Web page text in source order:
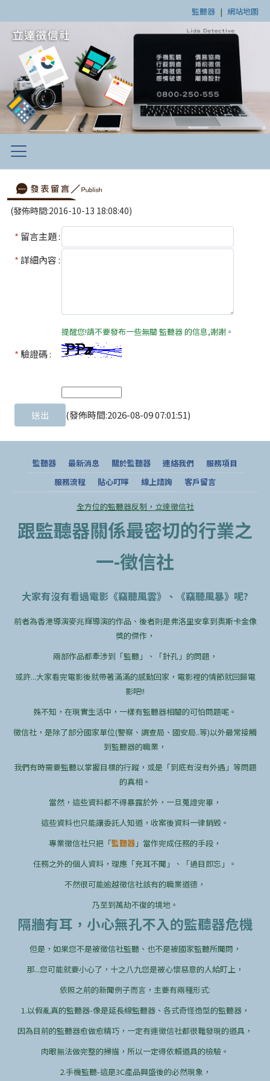
監聽器 | 網站地圖
(發佈時間:2016-10-13 18:08:40)
* 留言主題 :
*詳細內容 :
提醒您!請不要發布一些無關 監聽器 的信息,謝謝。
* 驗證碼 :
(發佈時間:2026-08-09 07:01:51)
監聽器 最新消息 關於監聽器 連絡我們
服務項目
服務流程
貼心叮嚀 線上諮詢 客戶留言
全方位的監聽器反制，立達徵信社
跟監聽器關係最密切的行業之
一-徵信社
大家有沒有看過電影《竊聽風雲》、《竊聽風暴》呢?
前者為香港導演麥兆輝導演的作品、後者則是弗洛里安拿到奧斯卡金像
獎的傑作，
兩部作品都牽涉到「監聽」、「針孔」的問題，
或許...大家看完電影後就帶著滿滿的感動回家，電影裡的情節就回歸電
影吧!!
殊不知，在現實生活中，一樣有監聽器相關的可怕問題呢。
徵信社，是除了部分國家單位(警察、調查局、國安局..等)以外最常接觸
到監聽器的職業，
我們有時需要監聽以掌握目標的行蹤，或是「到底有沒有外遇」等問題
的真相。
當然，這些資料都不得暴露於外，一旦蒐證完畢，
這些資料也只能讓委託人知道，收案後資料一律銷毀。
專業徵信社只把「監聽器 」當作完成任務的手段，
任務之外的個人資料，理應「充耳不聞」、「過目即忘」。
不然很可能逾越徵信社該有的職業道德，
乃至到萬劫不復的境地。
隔牆有耳，小心無孔不入的監聽器危機
但是，如果您不是被徵信社監聽、也不是被國家監聽所聞問，
那...您可能就要小心了，十之八九您是被心懷惡意的人給盯上，
依照之前的新聞例子而言，主要有兩種形式:
1.以假亂真的監聽器-像是延長線監聽器、各式奇怪造型的監聽器，
因為目前的監聽器愈做愈精巧，一定有連徵信社都很難發現的道具，
肉眼無法做完整的掃描，所以一定得依賴道具的檢驗。
2.手機監聽-這是3C產品興盛後的必然現象，